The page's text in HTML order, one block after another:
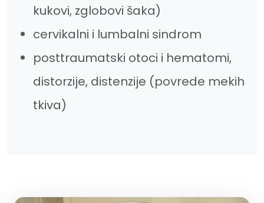
kukovi, zglobovi šaka)
cervikalni i lumbalni sindrom
posttraumatski otoci i hematomi,
distorzije, distenzije (povrede mekih
tkiva)